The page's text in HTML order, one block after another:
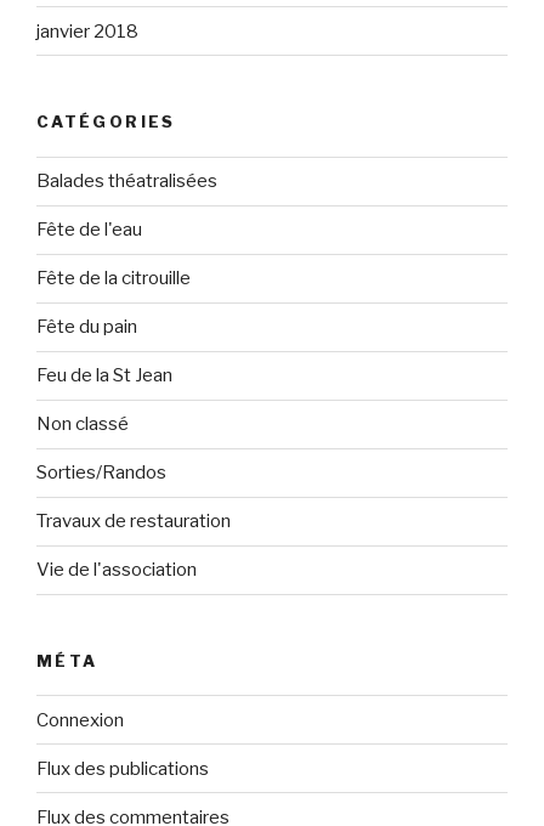
janvier 2018
CATÉGORIES
Balades théatralisées
Fête de l'eau
Fête de la citrouille
Fête du pain
Feu de la St Jean
Non classé
Sorties/Randos
Travaux de restauration
Vie de l'association
MÉTA
Connexion
Flux des publications
Flux des commentaires